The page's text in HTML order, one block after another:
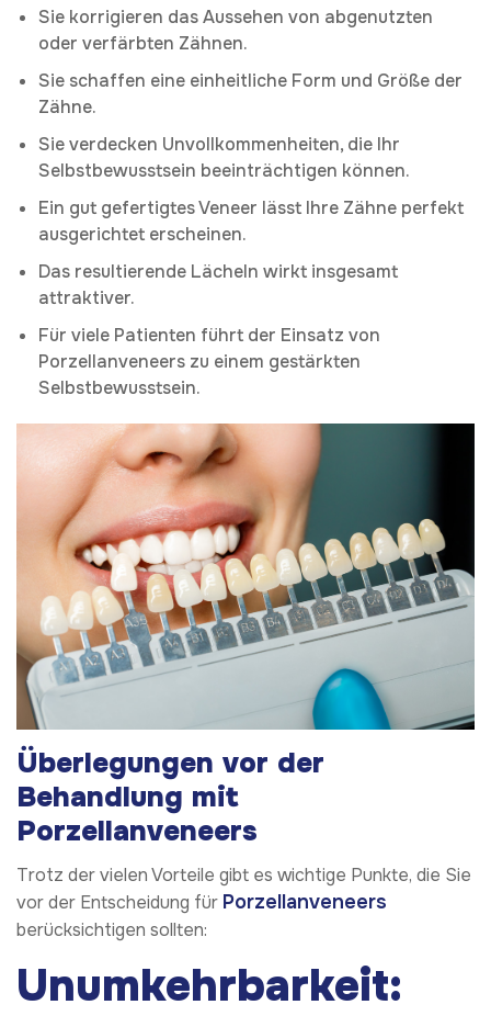
Sie korrigieren das Aussehen von abgenutzten
oder verfärbten Zähnen.
Sie schaffen eine einheitliche Form und Größe der
Zähne.
Sie verdecken Unvollkommenheiten, die Ihr
Selbstbewusstsein beeinträchtigen können.
Ein gut gefertigtes Veneer lässt Ihre Zähne perfekt
ausgerichtet erscheinen.
Das resultierende Lächeln wirkt insgesamt
attraktiver.
Für viele Patienten führt der Einsatz von
Porzellanveneers zu einem gestärkten
Selbstbewusstsein.
Überlegungen vor der
Behandlung mit
Porzellanveneers
Trotz der vielen Vorteile gibt es wichtige Punkte, die Sie
vor der Entscheidung für Porzellanveneers
berücksichtigen sollten:
Unumkehrbarkeit: